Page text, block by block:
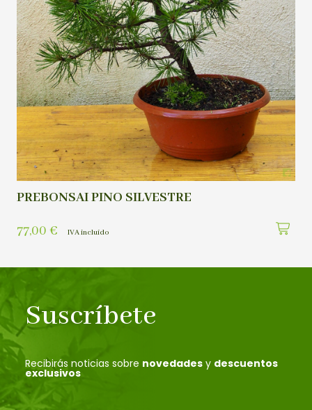
PREBONSAI PINO SILVESTRE
77,00 € IVA incluído
Suscríbete
Recibirás noticias sobre novedades y descuentos
exclusivos